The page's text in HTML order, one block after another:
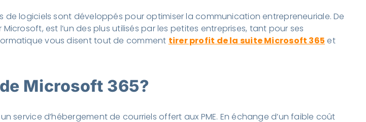
de logiciels sont développés pour optimiser la communication entrepreneuriale. De
est l’un des plus utilisés par les petites entreprises, tant pour ses
vous disent tout de comment tirer profit de la suite Microsoft 365 et
Microsoft 365?
service d’hébergement de courriels offert aux PME. En échange d’un faible coût